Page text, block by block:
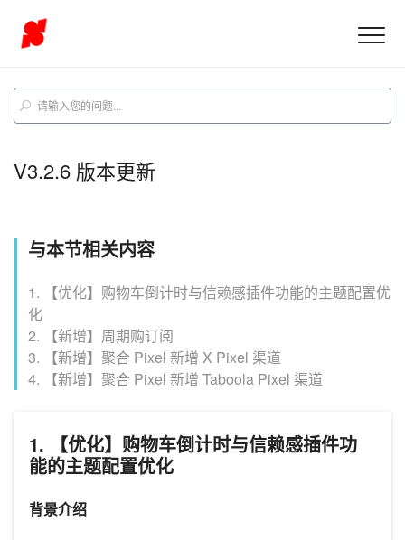
V3.2.6 版本更新
与本节相关内容
1. 【优化】购物车倒计时与信赖感插件功能的主题配置优
化
2. 【新增】周期购订阅
3. 【新增】聚合 Pixel 新增 X Pixel 渠道
4. 【新增】聚合 Pixel 新增 Taboola Pixel 渠道
1. 【优化】购物车倒计时与信赖感插件功
能的主题配置优化
背景介绍